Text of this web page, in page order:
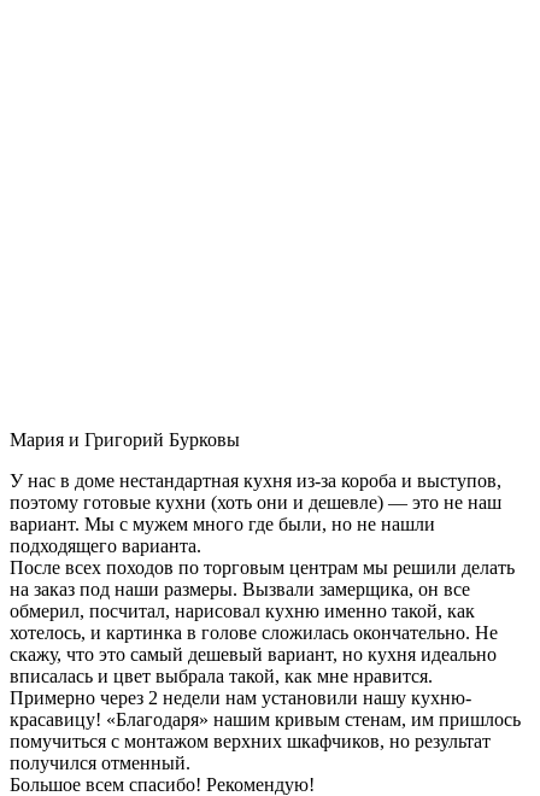
Мария и Григорий Бурковы
У нас в доме нестандартная кухня из-за короба и выступов,
поэтому готовые кухни (хоть они и дешевле) — это не наш
вариант. Мы с мужем много где были, но не нашли
подходящего варианта.
После всех походов по торговым центрам мы решили делать
на заказ под наши размеры. Вызвали замерщика, он все
обмерил, посчитал, нарисовал кухню именно такой, как
хотелось, и картинка в голове сложилась окончательно. Не
скажу, что это самый дешевый вариант, но кухня идеально
вписалась и цвет выбрала такой, как мне нравится.
Примерно через 2 недели нам установили нашу кухню-
красавицу! «Благодаря» нашим кривым стенам, им пришлось
помучиться с монтажом верхних шкафчиков, но результат
получился отменный.
Большое всем спасибо! Рекомендую!